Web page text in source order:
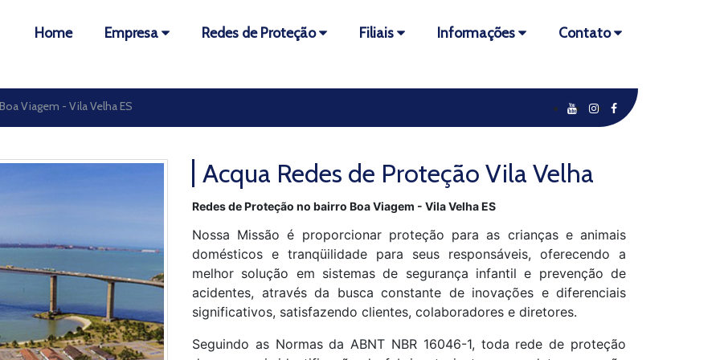
Home Empresa Redes de Proteção Filiais Informações Contato
Viagem - Vila Velha ES
Acqua Redes de Proteção Vila Velha
Redes de Proteção no bairro Boa Viagem - Vila Velha ES
Nossa Missão é proporcionar proteção para as crianças e animais
domésticos e tranqüilidade para seus responsáveis, oferecendo a
melhor solução em sistemas de segurança infantil e prevenção de
acidentes, através da busca constante de inovações e diferenciais
significativos, satisfazendo clientes, colaboradores e diretores.
Seguindo as Normas da ABNT NBR 16046-1, toda rede de proteção